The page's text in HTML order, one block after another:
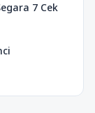
7 Cek